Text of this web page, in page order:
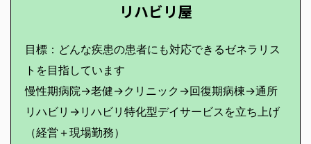
リハビリ屋
目標：どんな疾患の患者にも対応できるゼネラリス
トを目指しています
慢性期病院→老健→クリニック→回復期病棟→通所
リハビリ→リハビリ特化型デイサービスを立ち上げ
（経営＋現場勤務）